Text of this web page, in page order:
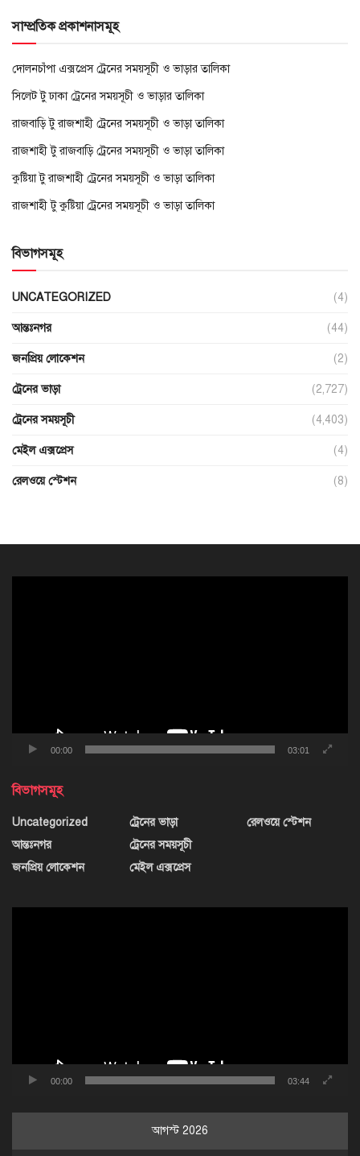
সাম্প্রতিক প্রকাশনাসমূহ
দোলনচাঁপা এক্সপ্রেস ট্রেনের সময়সূচী ও ভাড়ার তালিকা
সিলেট টু ঢাকা ট্রেনের সময়সূচী ও ভাড়ার তালিকা
রাজবাড়ি টু রাজশাহী ট্রেনের সময়সূচী ও ভাড়া তালিকা
রাজশাহী টু রাজবাড়ি ট্রেনের সময়সূচী ও ভাড়া তালিকা
কুষ্টিয়া টু রাজশাহী ট্রেনের সময়সূচী ও ভাড়া তালিকা
রাজশাহী টু কুষ্টিয়া ট্রেনের সময়সূচী ও ভাড়া তালিকা
বিভাগসমূহ
UNCATEGORIZED (4)
আন্তঃনগর (44)
জনপ্রিয় লোকেশন (2)
ট্রেনের ভাড়া (2,727)
ট্রেনের সময়সূচী (4,403)
মেইল এক্সপ্রেস (4)
রেলওয়ে স্টেশন (8)
00:00 03:01
বিভাগসমূহ
Uncategorized
আন্তঃনগর
জনপ্রিয় লোকেশন
ট্রেনের ভাড়া
ট্রেনের সময়সূচী
মেইল এক্সপ্রেস
রেলওয়ে স্টেশন
00:00 03:44
আগস্ট 2026